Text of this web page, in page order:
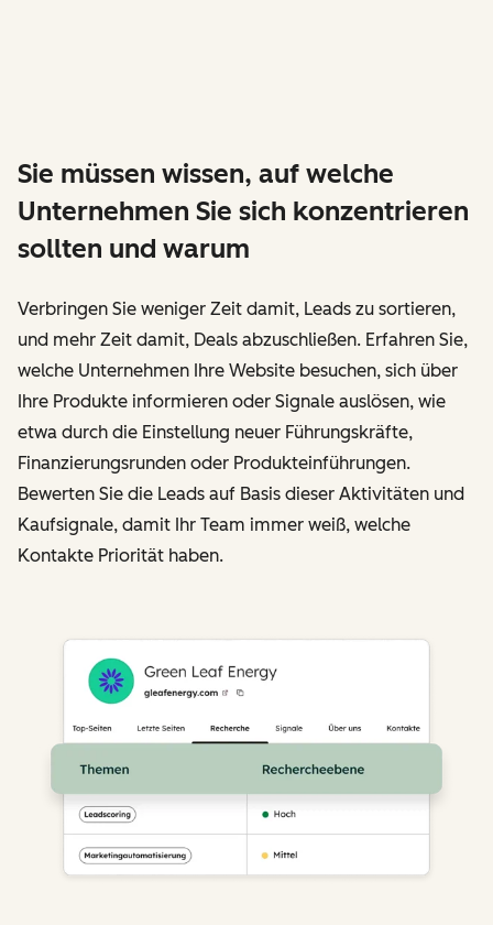
Sie müssen wissen, auf welche
Unternehmen Sie sich konzentrieren
sollten und warum
Verbringen Sie weniger Zeit damit, Leads zu sortieren,
und mehr Zeit damit, Deals abzuschließen. Erfahren Sie,
welche Unternehmen Ihre Website besuchen, sich über
Ihre Produkte informieren oder Signale auslösen, wie
etwa durch die Einstellung neuer Führungskräfte,
Finanzierungsrunden oder Produkteinführungen.
Bewerten Sie die Leads auf Basis dieser Aktivitäten und
Kaufsignale, damit Ihr Team immer weiß, welche
Kontakte Priorität haben.